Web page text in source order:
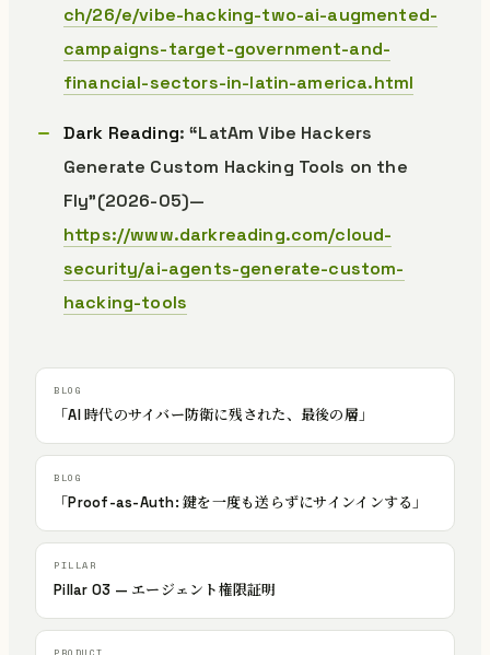
ch/26/e/vibe-hacking-two-ai-augmented-
campaigns-target-government-and-
financial-sectors-in-latin-america.html
Dark Reading: “LatAm Vibe Hackers
Generate Custom Hacking Tools on the
Fly”(2026-05)—
https://www.darkreading.com/cloud-
security/ai-agents-generate-custom-
hacking-tools
「AI 時代のサイバー防衛に残された、最後の層」
「Proof-as-Auth: 鍵を一度も送らずにサインインする」
Pillar 03 — エージェント権限証明